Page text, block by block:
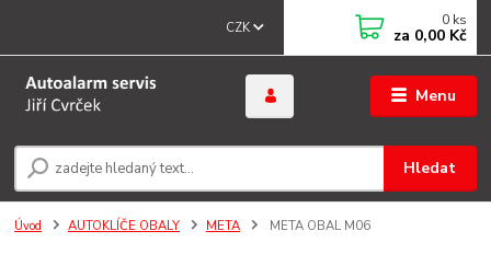
Menu
CZK
Hledat
0 ks
za 0,00 Kč
Úvod AUTOKLÍČE OBALY META META OBAL M06